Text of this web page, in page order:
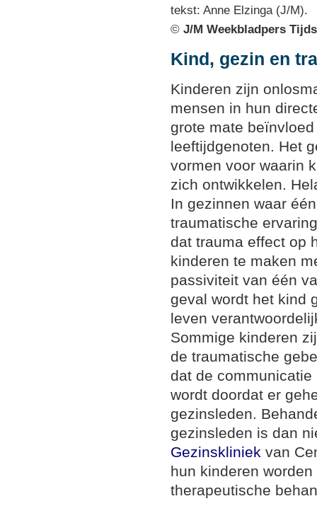
tekst: Anne Elzinga (J/M).
© J/M Weekbladpers
Kind, gezin en
Kinderen zijn
mensen in hun
grote mate
leeftijdgenoten. Het
vormen voor waarin
zich ontwikkelen.
In gezinnen waar
traumatische
dat trauma effect op
kinderen te maken
passiviteit van één
geval wordt het kind
leven
Sommige kinderen
de traumatische
dat de
wordt doordat er
gezinsleden.
gezinsleden is dan
Gezinskliniek van
hun kinderen
therapeutische